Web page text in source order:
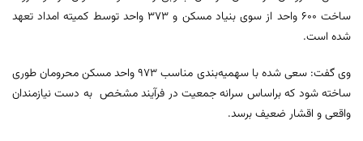
ساخت ۶۰۰ واحد از سوی بنیاد مسکن و ۳۷۳ واحد توسط کمیته امداد تعهد
شده است.
وی گفت: سعی شده با سهمیه‌بندی مناسب ۹۷۳ واحد مسکن محرومان طوری
ساخته شود که براساس سرانه جمعیت در فرآیند مشخص به دست نیازمندان
واقعی و اقشار ضعیف برسد.